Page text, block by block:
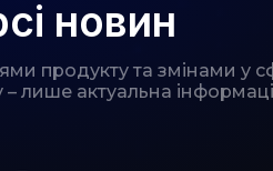
новин
продукту та змінами у
лише актуальна